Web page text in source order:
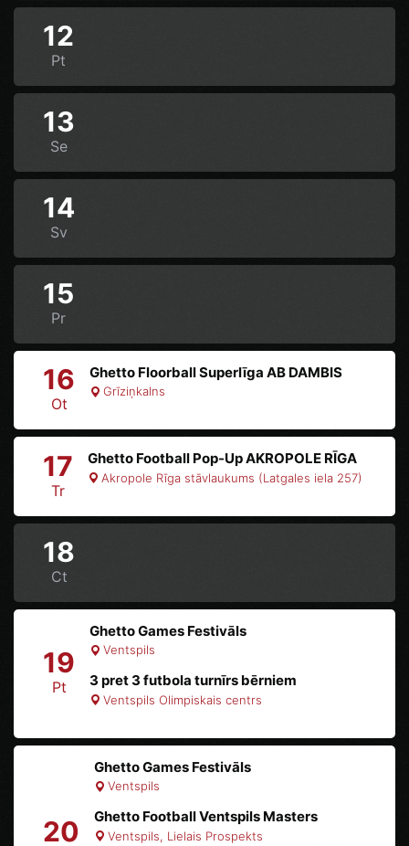
12
Pt
13
Se
14
Sv
15
Pr
16
Ot
Ghetto Floorball Superlīga AB DAMBIS
Grīziņkalns
17
Tr
Ghetto Football Pop-Up AKROPOLE RĪGA
Akropole Rīga stāvlaukums (Latgales iela 257)
18
Ct
19
Pt
Ghetto Games Festivāls
Ventspils
3 pret 3 futbola turnīrs bērniem
Ventspils Olimpiskais centrs
20
Ghetto Games Festivāls
Ventspils
Ghetto Football Ventspils Masters
Ventspils, Lielais Prospekts